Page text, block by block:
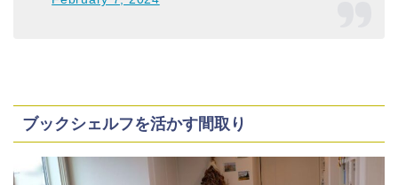
ブックシェルフを活かす間取り